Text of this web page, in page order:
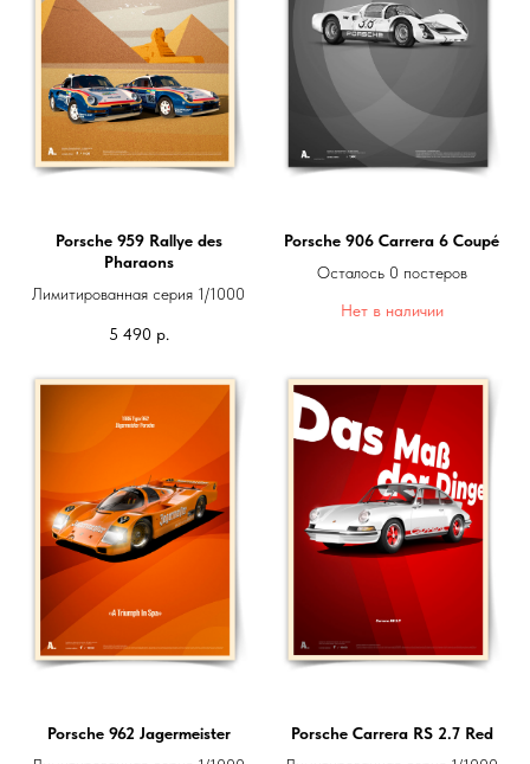
Porsche 959 Rallye des
Pharaons
Лимитированная серия 1/1000
5 490 р.
Porsche 906 Carrera 6 Coupé
Осталось 0 постеров
Нет в наличии
Porsche 962 Jagermeister
Porsche Carrera RS 2.7 Red